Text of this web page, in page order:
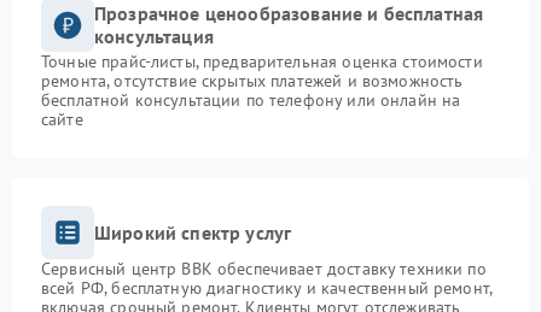
Прозрачное ценообразование и бесплатная
консультация
Точные прайс-листы, предварительная оценка стоимости
ремонта, отсутствие скрытых платежей и возможность
бесплатной консультации по телефону или онлайн на
сайте
Широкий спектр услуг
Сервисный центр BBK обеспечивает доставку техники по
всей РФ, бесплатную диагностику и качественный ремонт,
включая срочный ремонт. Клиенты могут отслеживать